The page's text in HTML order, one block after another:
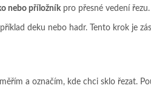
nebo příložník pro přesné vedení řezu.
deku nebo hadr. Tento krok je
a označím, kde chci sklo řezat.